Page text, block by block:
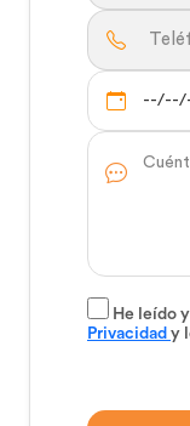
He leído
Privacidad y